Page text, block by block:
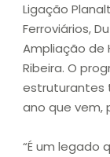
Ligação
Ferroviários,
Ampliação de
Ribeira. O
estruturantes
ano que vem,
“É um legado